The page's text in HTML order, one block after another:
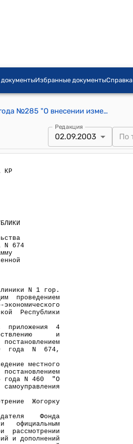
Избранные документыСправка
Постановление Правительства КР от 22 мая 2000 года №285 "О внесении изменений в постановление Правительства Кыргызской Республики от 10 декабря 1999 года N 674 "О внесении изменений и дополнений в Программу разгосударствления и приватизации государственной собственности в Кыргызской Республике на 1998-2000 годы"
Редакция
02.09.2003